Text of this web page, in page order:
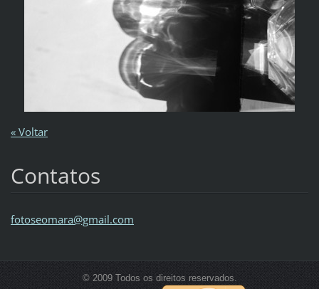
« Voltar
Contatos
fotoseomara@gmail.com
© 2009 Todos os direitos reservados.